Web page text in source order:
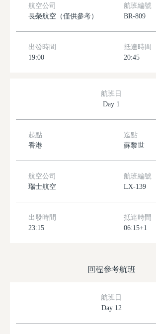
航空公司
長榮航空（僅供參考）
航班編號
BR-809
出發時間
19:00
抵達時間
20:45
航班日
Day 1
起點
香港
迄點
蘇黎世
航空公司
瑞士航空
航班編號
LX-139
出發時間
23:15
抵達時間
06:15+1
回程參考航班
航班日
Day 12